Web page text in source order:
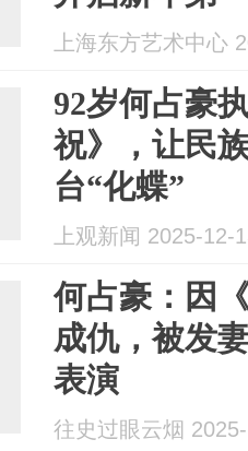
上海东方艺术中心
92岁何占豪
祝》，让民
台“化蝶”
上观新闻 2025-12-
何占豪：因
成仇，被发
表演
往史过眼云烟